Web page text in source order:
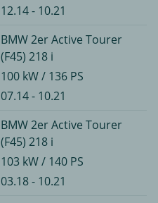
12.14 - 10.21
BMW 2er Active Tourer
(F45) 218 i
100 kW / 136 PS
07.14 - 10.21
BMW 2er Active Tourer
(F45) 218 i
103 kW / 140 PS
03.18 - 10.21